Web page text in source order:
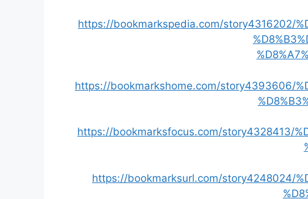
https://bookmarkspedia.com/story4316202/
https://bookmarkshome.com/story4393606/
https://bookmarksfocus.com/story4328413/
https://bookmarksurl.com/story4248024/